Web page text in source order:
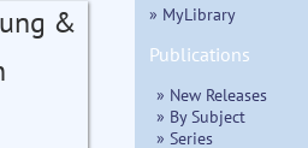
& » MyLibrary
Publications
» New Releases
» By Subject
» Series